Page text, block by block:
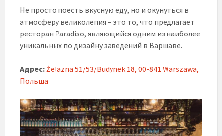
Не просто поесть вкусную еду, но и окунуться в
атмосферу великолепия – это то, что предлагает
ресторан Paradiso, являющийся одним из наиболее
уникальных по дизайну заведений в Варшаве.
Адрес:Żelazna 51/53/Budynek 18, 00-841 Warszawa,
Польша